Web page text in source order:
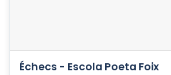
Échecs - Escola Poeta Foix